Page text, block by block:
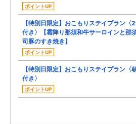
ポイントUP
【特別日限定】おこもりステイプラン〈
付き〉【霜降り那須和牛サーロインと那
司豚のすき焼き】
ポイントUP
【特別日限定】おこもりステイプラン〈
付き〉
ポイントUP